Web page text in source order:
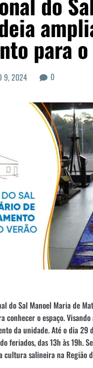
para
9, 2024 0
do Sal Manoel Maria de
conhecer o espaço.
da unidade. Até o dia 29
feriados, das 13h às 19h.
salineira na Região